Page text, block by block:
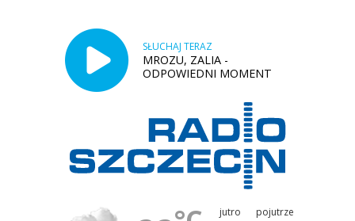
SŁUCHAJ TERAZ
MROZU, ZALIA -
ODPOWIEDNI MOMENT
jutro pojutrze